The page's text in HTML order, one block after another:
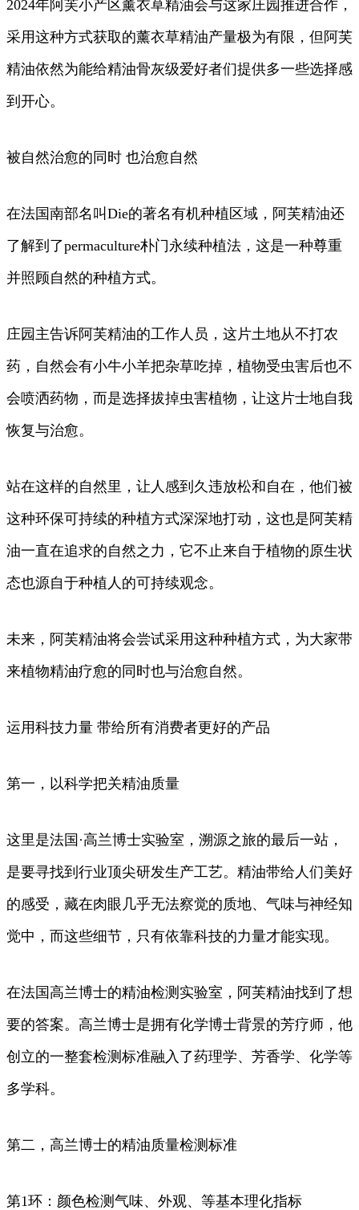
2024年阿芙小产区薰衣草精油会与这家庄园推进合作，
采用这种方式获取的薰衣草精油产量极为有限，但阿芙
精油依然为能给精油骨灰级爱好者们提供多一些选择感
到开心。
被自然治愈的同时 也治愈自然
在法国南部名叫Die的著名有机种植区域，阿芙精油还
了解到了permaculture朴门永续种植法，这是一种尊重
并照顾自然的种植方式。
庄园主告诉阿芙精油的工作人员，这片土地从不打农
药，自然会有小牛小羊把杂草吃掉，植物受虫害后也不
会喷洒药物，而是选择拔掉虫害植物，让这片士地自我
恢复与治愈。
站在这样的自然里，让人感到久违放松和自在，他们被
这种环保可持续的种植方式深深地打动，这也是阿芙精
油一直在追求的自然之力，它不止来自于植物的原生状
态也源自于种植人的可持续观念。
未来，阿芙精油将会尝试采用这种种植方式，为大家带
来植物精油疗愈的同时也与治愈自然。
运用科技力量 带给所有消费者更好的产品
第一，以科学把关精油质量
这里是法国·高兰博士实验室，溯源之旅的最后一站，
是要寻找到行业顶尖研发生产工艺。精油带给人们美好
的感受，藏在肉眼几乎无法察觉的质地、气味与神经知
觉中，而这些细节，只有依靠科技的力量才能实现。
在法国高兰博士的精油检测实验室，阿芙精油找到了想
要的答案。高兰博士是拥有化学博士背景的芳疗师，他
创立的一整套检测标准融入了药理学、芳香学、化学等
多学科。
第二，高兰博士的精油质量检测标准
第1环：颜色检测气味、外观、等基本理化指标